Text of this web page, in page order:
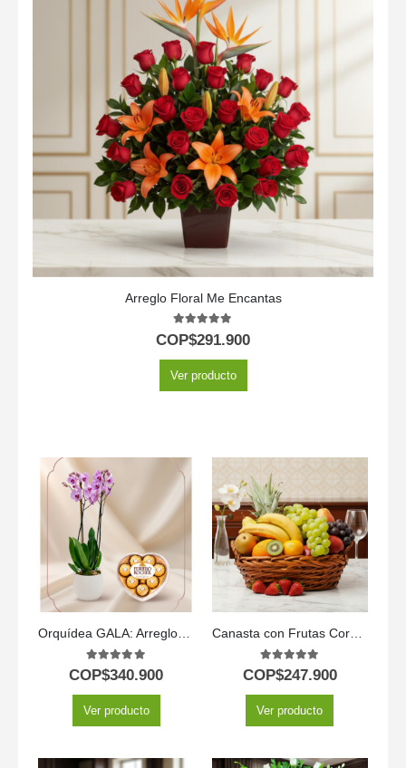
Arreglo Floral Me Encantas
5.00out of 5
COP$291.900
Ver producto
Orquídea GALA: Arreglo Premium con Chocolates de Corazón ✨
5.00out of 5
COP$340.900
Ver producto
Canasta con Frutas Corvus
5.00out of 5
COP$247.900
Ver producto